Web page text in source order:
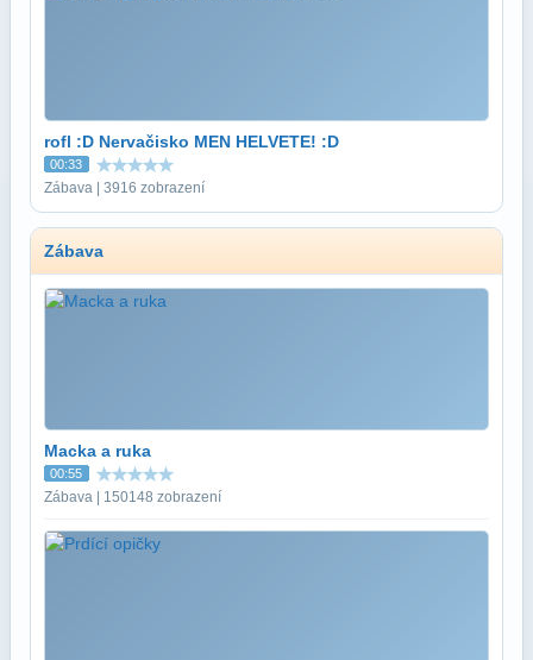
rofl :D Nervačisko MEN HELVETE! :D
00:33
Zábava | 3916 zobrazení
Zábava
Macka a ruka
00:55
Zábava | 150148 zobrazení